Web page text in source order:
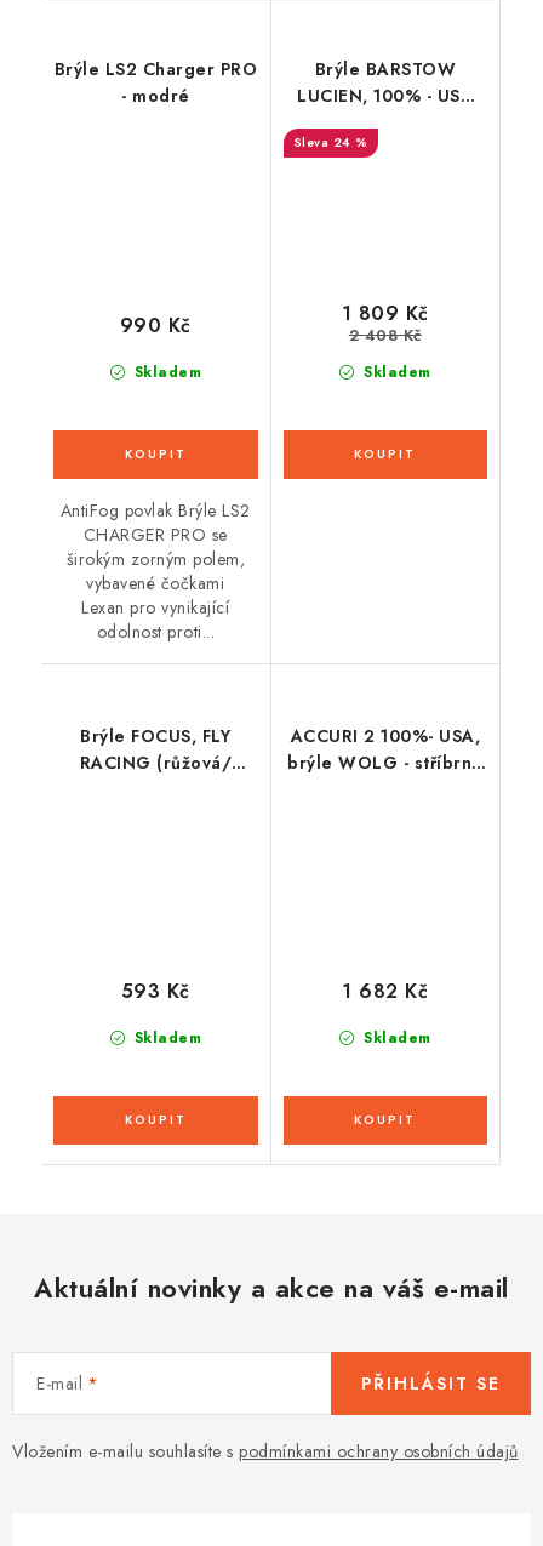
Brýle LS2 Charger PRO
- modré
Skladem
990 Kč
AntiFog povlak Brýle LS2
CHARGER PRO se
širokým zorným polem,
vybavené čočkami
Lexan pro vynikající
odolnost proti...
Brýle BARSTOW
LUCIEN, 100% - USA
(stříbrné plexi)
24 %
Skladem
1 809 Kč
2 408 Kč
Brýle FOCUS, FLY
RACING (růžová/
Skladem
593 Kč
ACCURI 2 100%- USA,
brýle WOLG - stříbrné
Skladem
1 682 Kč
Aktuální novinky a akce na váš e-mail
E-mail
Vložením e-mailu souhlasíte s podmínkami ochrany osobních údajů
PŘIHLÁSIT SE